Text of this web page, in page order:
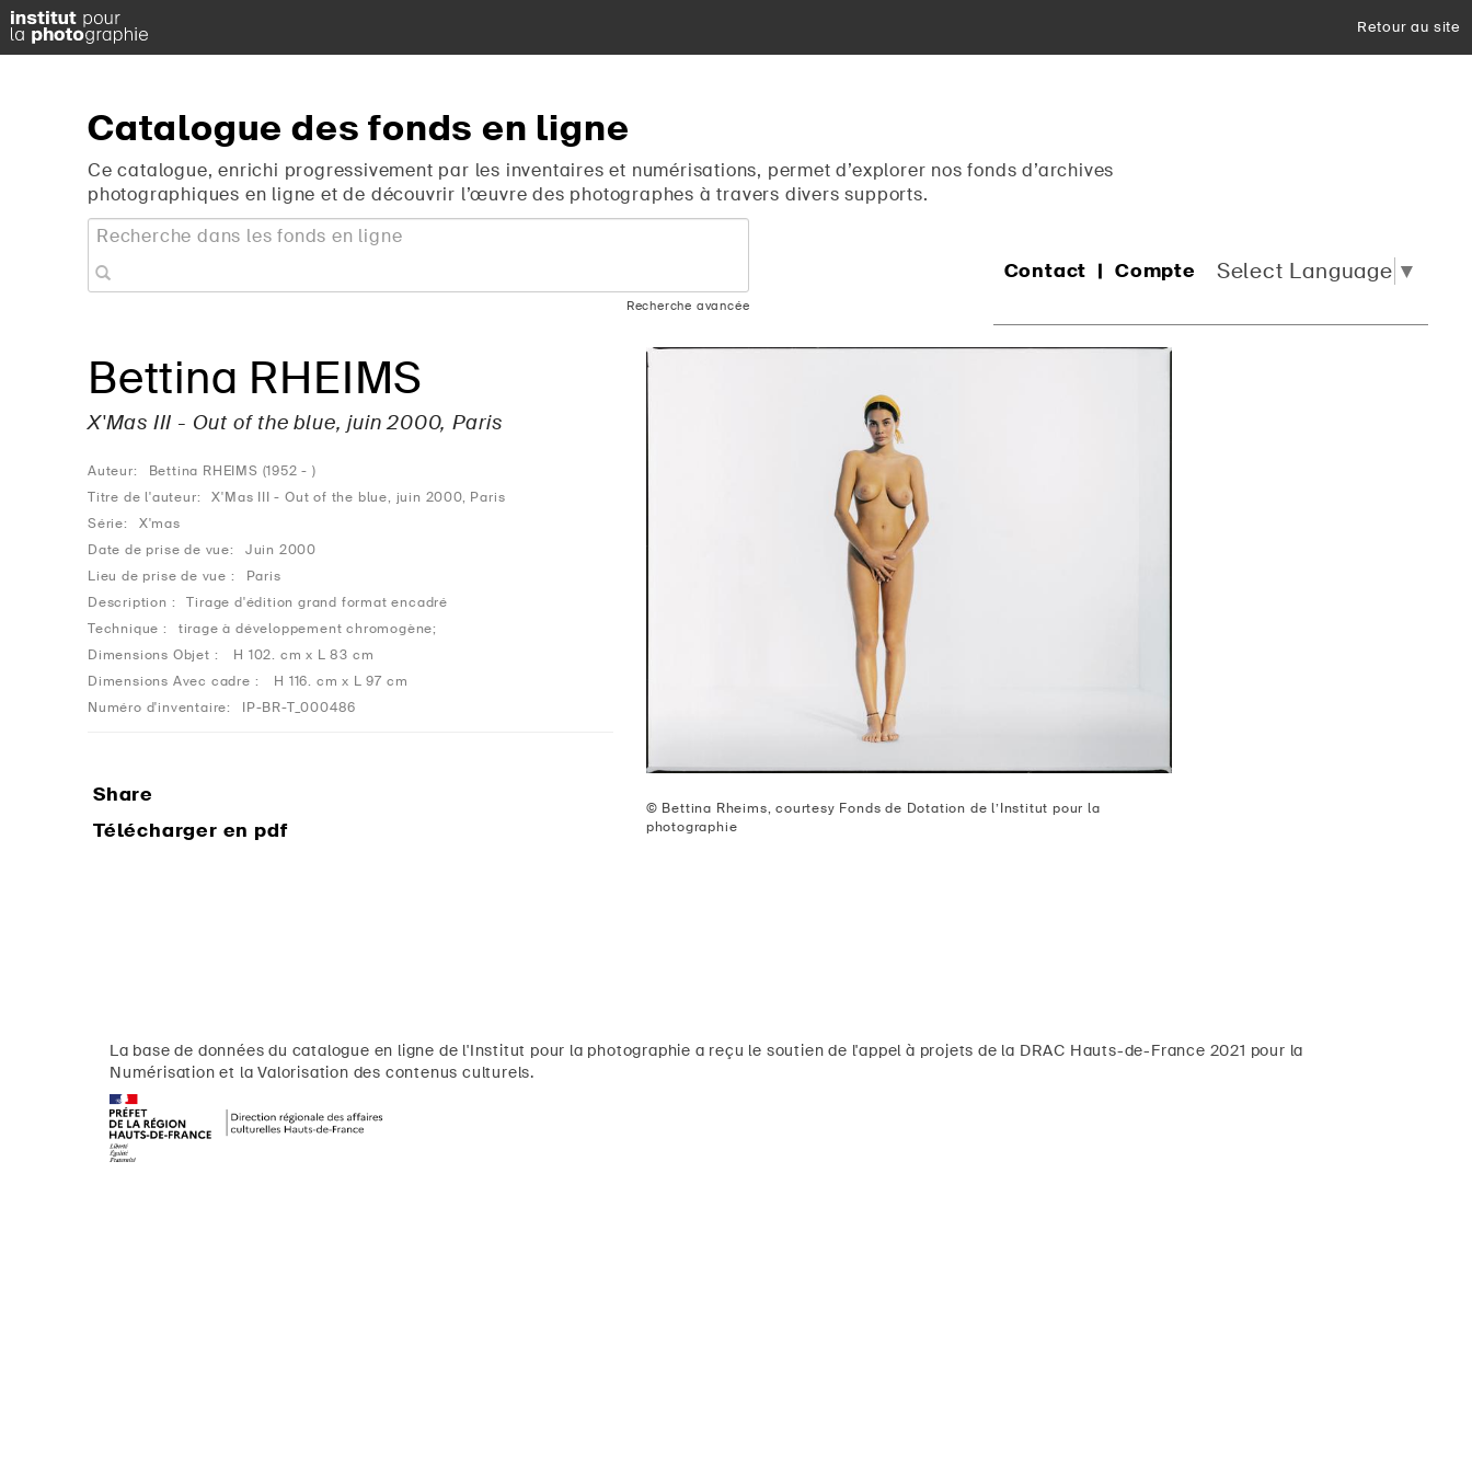
Retour au site
Catalogue des fonds en ligne
Ce catalogue, enrichi progressivement par les inventaires et numérisations, permet d’explorer nos fonds d’archives
photographiques en ligne et de découvrir l’œuvre des photographes à travers divers supports.
Recherche avancée
Contact Compte Select Language ▼
Bettina RHEIMS
X'Mas III - Out of the blue, juin 2000, Paris
Auteur:
Bettina RHEIMS (1952 - )
Titre de l'auteur:
X'Mas III - Out of the blue, juin 2000, Paris
Série:
X'mas
Date de prise de vue:
Juin 2000
Lieu de prise de vue :
Paris
Description :
Tirage d'édition grand format encadré
Technique :
tirage à développement chromogène;
Dimensions Objet :
H 102. cm x L 83 cm
Dimensions Avec cadre :
H 116. cm x L 97 cm
Numéro d'inventaire:
IP-BR-T_000486
Share
Télécharger en pdf
© Bettina Rheims, courtesy Fonds de Dotation de l’Institut pour la
photographie
La base de données du catalogue en ligne de l'Institut pour la photographie a reçu le soutien de l'appel à projets de la DRAC Hauts-de-France 2021 pour la
Numérisation et la Valorisation des contenus culturels.